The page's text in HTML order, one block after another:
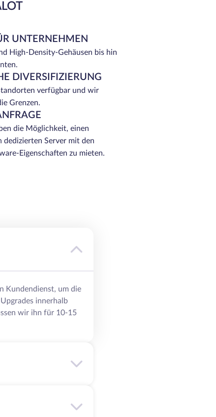
UNTERNEHMEN
High-Density-Gehäusen bis hin
DIVERSIFIZIERUNG
verfügbar und wir
Grenzen.
die Möglichkeit, einen
dedizierten Server mit den
Eigenschaften zu mieten.
Kundendienst, um die
innerhalb
wir ihn für 10-15